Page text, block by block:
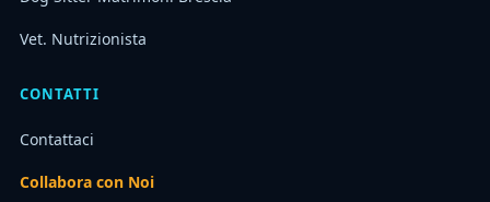
Vet. Nutrizionista
CONTATTI
Contattaci
Collabora con Noi